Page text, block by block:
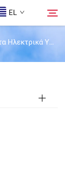
EL
Υψηλής Τάσης